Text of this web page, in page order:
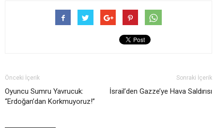
Önceki İçerik
Oyuncu Sumru Yavrucuk:
“Erdoğan’dan Korkmuyoruz!”
Sonraki İçerik
İsrail’den Gazze’ye Hava Saldırısı